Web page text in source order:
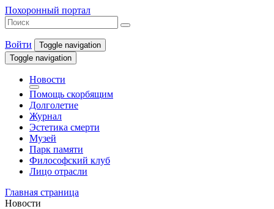
Похоронный портал
Войти
Toggle navigation
Toggle navigation
Новости
Помощь скорбящим
Долголетие
Журнал
Эстетика смерти
Музей
Парк памяти
Философский клуб
Лицо отрасли
Главная страница
Новости